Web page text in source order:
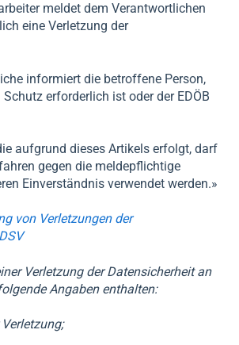
meldet dem Verantwortlichen
eine Verletzung der
informiert die betroffene Person,
erforderlich ist oder der EDÖB
aufgrund dieses Artikels erfolgt, darf
gegen die meldepflichtige
Einverständnis verwendet werden.»
von Verletzungen der
Verletzung der Datensicherheit an
Angaben enthalten: